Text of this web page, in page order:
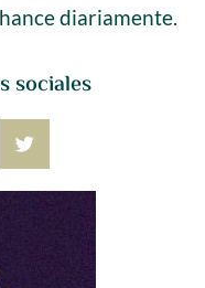
sociales
diariamente.